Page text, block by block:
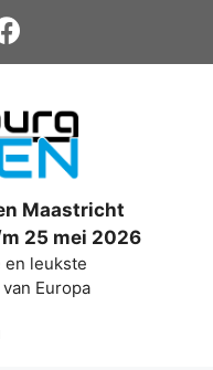
Maastricht
25 mei 2026
en leukste
Europa